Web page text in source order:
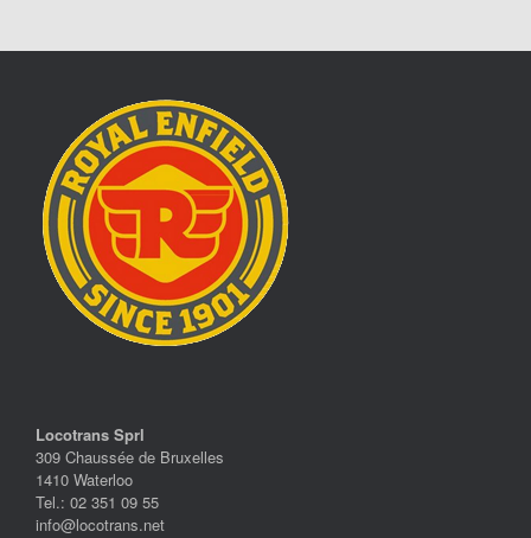
Locotrans Sprl
309 Chaussée de Bruxelles
1410 Waterloo
Tel.: 02 351 09 55
info@locotrans.net